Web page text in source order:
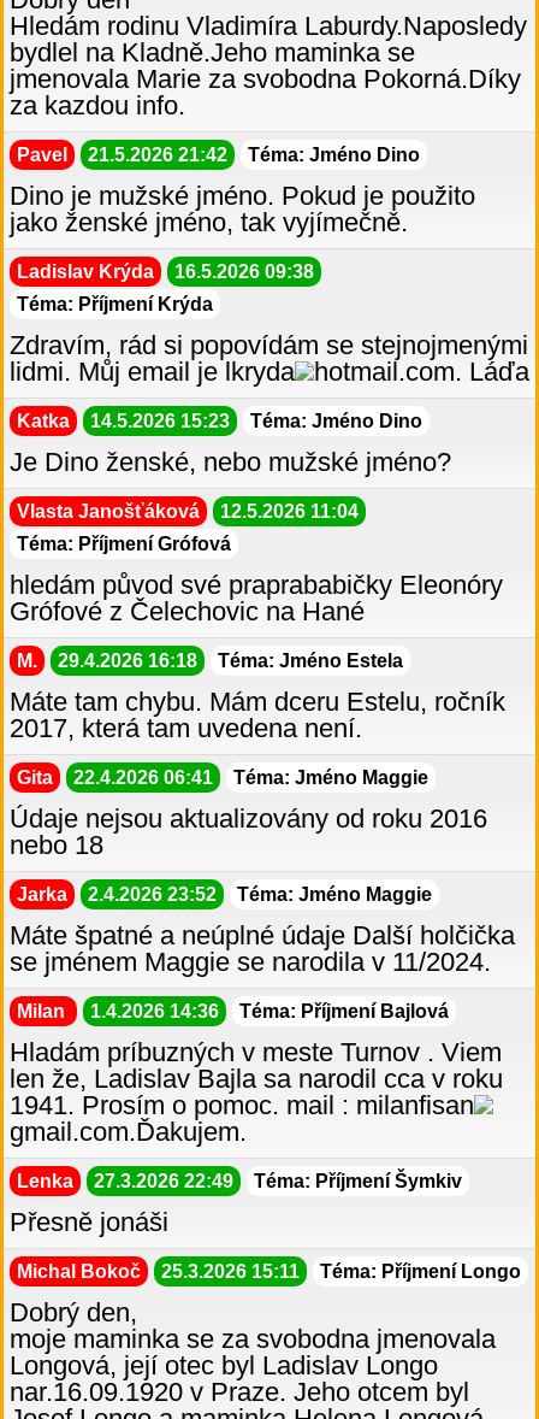
Hledám rodinu Vladimíra Laburdy.Naposledy
bydlel na Kladně.Jeho maminka se
jmenovala Marie za svobodna Pokorná.Díky
za kazdou info.
Pavel 21.5.2026 21:42 Téma: Jméno Dino
Dino je mužské jméno. Pokud je použito
jako ženské jméno, tak vyjímečně.
Ladislav Krýda
16.5.2026 09:38
Téma: Příjmení Krýda
Zdravím, rád si popovídám se stejnojmenými
lidmi. Můj email je lkryda
hotmail.com. Láďa
Katka 14.5.2026 15:23 Téma: Jméno Dino
Je Dino ženské, nebo mužské jméno?
Vlasta Janošťáková
12.5.2026 11:04
Téma: Příjmení Grófová
hledám původ své praprababičky Eleonóry
Grófové z Čelechovic na Hané
M. 29.4.2026 16:18 Téma: Jméno Estela
Máte tam chybu. Mám dceru Estelu, ročník
2017, která tam uvedena není.
Gita 22.4.2026 06:41 Téma: Jméno Maggie
Údaje nejsou aktualizovány od roku 2016
nebo 18
Jarka 2.4.2026 23:52 Téma: Jméno Maggie
Máte špatné a neúplné údaje Další holčička
se jménem Maggie se narodila v 11/2024.
Milan 1.4.2026 14:36 Téma: Příjmení Bajlová
Hladám príbuzných v meste Turnov . Viem
len že, Ladislav Bajla sa narodil cca v roku
1941. Prosím o pomoc. mail : milanfisan
gmail.com.Ďakujem.
Lenka 27.3.2026 22:49 Téma: Příjmení Šymkiv
Přesně jonáši
Michal Bokoč 25.3.2026 15:11 Téma: Příjmení Longo
Dobrý den,
moje maminka se za svobodna jmenovala
Longová, její otec byl Ladislav Longo
nar.16.09.1920 v Praze. Jeho otcem byl